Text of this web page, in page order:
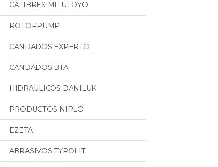
CALIBRES MITUTOYO
ROTORPUMP
CANDADOS EXPERTO
CANDADOS BTA
HIDRAULICOS DANILUK
PRODUCTOS NIPLO
EZETA
ABRASIVOS TYROLIT